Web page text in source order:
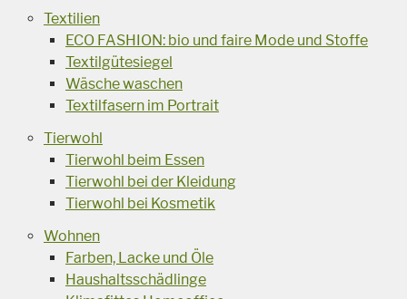
Textilien
ECO FASHION: bio und faire Mode und Stoffe
Textilgütesiegel
Wäsche waschen
Textilfasern im Portrait
Tierwohl
Tierwohl beim Essen
Tierwohl bei der Kleidung
Tierwohl bei Kosmetik
Wohnen
Farben, Lacke und Öle
Haushaltsschädlinge